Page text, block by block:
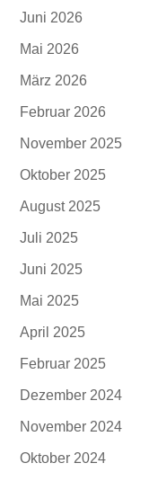
Juni 2026
Mai 2026
März 2026
Februar 2026
November 2025
Oktober 2025
August 2025
Juli 2025
Juni 2025
Mai 2025
April 2025
Februar 2025
Dezember 2024
November 2024
Oktober 2024